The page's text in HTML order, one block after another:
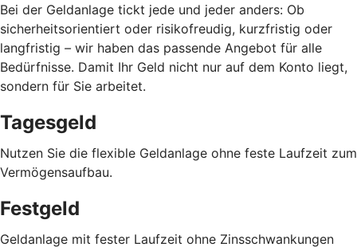
Bei der Geldanlage tickt jede und jeder anders: Ob
sicherheitsorientiert oder risikofreudig, kurzfristig oder
langfristig – wir haben das passende Angebot für alle
Bedürfnisse. Damit Ihr Geld nicht nur auf dem Konto liegt,
sondern für Sie arbeitet.
Tagesgeld
Nutzen Sie die flexible Geldanlage ohne feste Laufzeit zum
Vermögensaufbau.
Festgeld
Geldanlage mit fester Laufzeit ohne Zinsschwankungen